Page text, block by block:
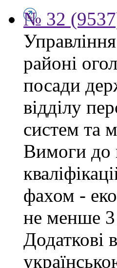
№ 32
районі
посади
відділу
систем та
Вимоги до
фахом -
не менше 3
Додаткові